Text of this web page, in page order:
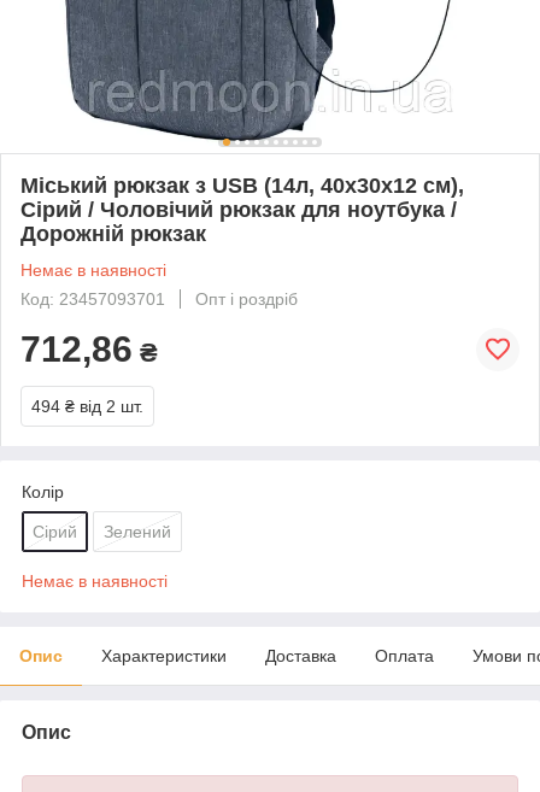
Міський рюкзак з USB (14л, 40х30х12 см),
Сірий / Чоловічий рюкзак для ноутбука /
Дорожній рюкзак
Немає в наявності
Код: 23457093701
Опт і роздріб
712,86 ₴
494 ₴ від 2 шт.
Колір
Сірий Зелений
Немає в наявності
Опис Характеристики Доставка Оплата Умови
Опис